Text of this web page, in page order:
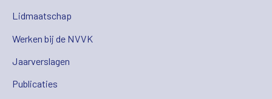
Lidmaatschap
Werken bij de NVVK
Jaarverslagen
Publicaties